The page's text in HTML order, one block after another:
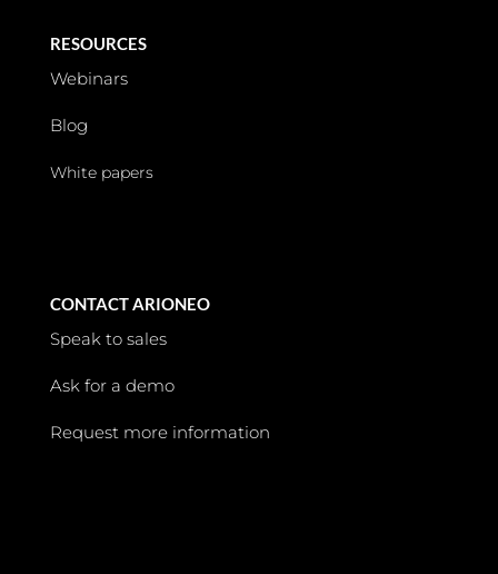
RESOURCES
Webinars
Blog
White papers
CONTACT ARIONEO
Speak to sales
Ask for a demo
Request more information